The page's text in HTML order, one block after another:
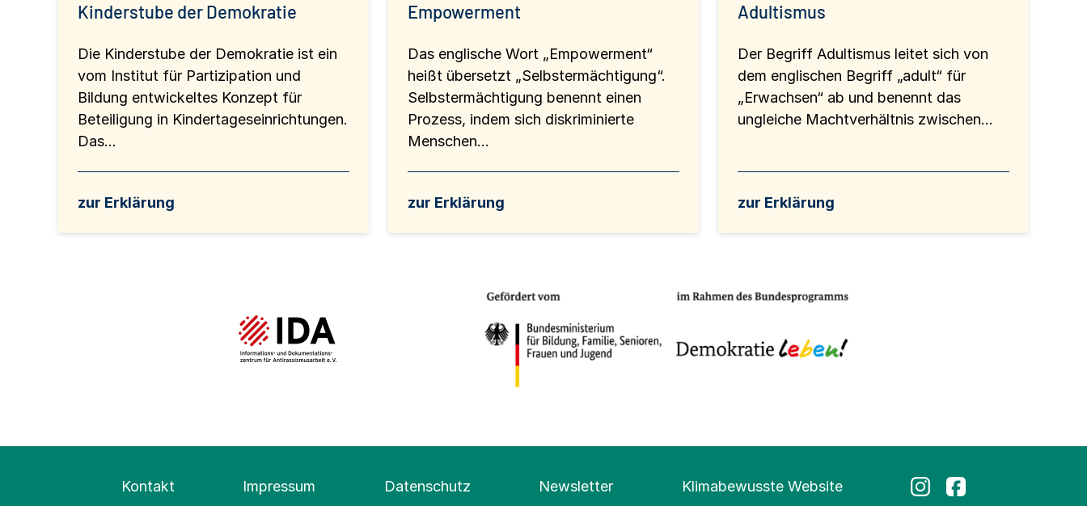
Kinderstube der Demokratie
Die Kinderstube der Demokratie ist ein
vom Institut für Partizipation und
Bildung entwickeltes Konzept für
Beteiligung in Kindertageseinrichtungen.
Das...
zur Erklärung
Empowerment
Das englische Wort „Empowerment“
heißt übersetzt „Selbstermächtigung“.
Selbstermächtigung benennt einen
Prozess, indem sich diskriminierte
Menschen...
zur Erklärung
Adultismus
Der Begriff Adultismus leitet sich von
dem englischen Begriff „adult“ für
„Erwachsen“ ab und benennt das
ungleiche Machtverhältnis zwischen...
zur Erklärung
Kontakt Impressum Datenschutz Newsletter Klimabewusste Website